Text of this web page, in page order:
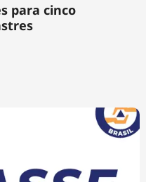
para cinco